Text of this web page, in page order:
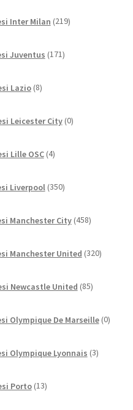
Inter Milan 219izdelkov
Juventus 171izdelkov
Lazio 8izdelkov
Leicester City 0izdelkov
Lille OSC 4izdelki
Liverpool 350izdelkov
Manchester City 458izdelkov
Manchester United 320izdelkov
Newcastle United 85izdelkov
Olympique De Marseille 0
Olympique Lyonnais 3izdelki
Porto 13izdelkov